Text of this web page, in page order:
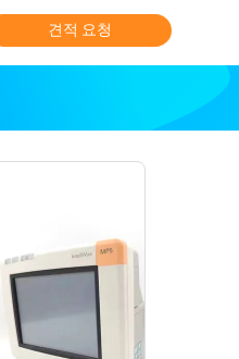
견적 요청